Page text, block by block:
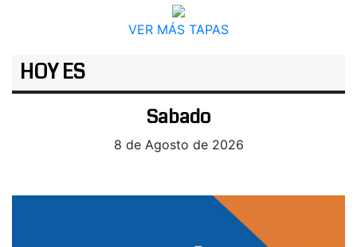
VER MÁS TAPAS
HOY ES
Sabado
8 de Agosto de 2026